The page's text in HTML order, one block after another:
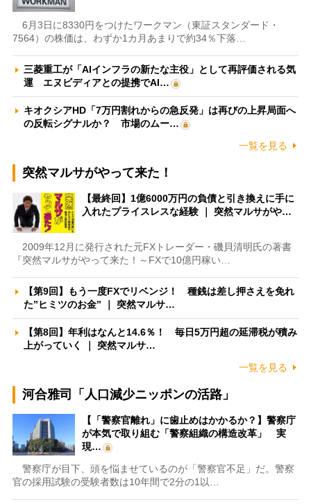
6月3日に8330円をつけたワークマン（東証スタンダード・
7564）の株価は、わずか1カ月あまりで約34％下落…
三菱重工が「AIインフラの新たな主役」として再評価される気
運 エヌビディアとの提携でAI…
キオクシアHD「7万円割れからの急反発」は再びの上昇局面へ
の反転シグナルか？ 市場のムー…
一覧を見る
突然マルサがやって来た！
【最終回】1億6000万円の負債と引き換えに手に
入れたプライスレスな経験 ｜ 突然マルサがや…
2009年12月に発行された元FXトレーダー・磯貝清明氏の著書
『突然マルサがやって来た！～FXで10億円稼い…
【第9回】もう一度FXでリベンジ！ 種銭は差し押さえを免れ
た”ヒミツのお金” ｜ 突然マルサ…
【第8回】年利はなんと14.6％！ 毎日5万円超の延滞税が積み
上がっていく ｜ 突然マルサ…
一覧を見る
河合雅司「人口減少ニッポンの活路」
【「警察官離れ」に歯止めはかかるか？】警察庁
が本気で取り組む「警察組織の構造改革」 実
現…
警察庁が目下、頭を悩ませているのが「警察官不足」だ。警察
官の採用試験の受験者数は10年間で2分の1以…